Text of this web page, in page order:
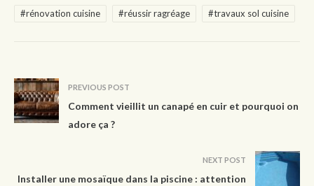
#rénovation cuisine #réussir ragréage #travaux sol cuisine
PREVIOUS POST
Comment vieillit un canapé en cuir et pourquoi on
adore ça ?
NEXT POST
Installer une mosaïque dans la piscine : attention